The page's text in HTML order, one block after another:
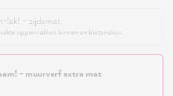
lak! - zijdemat
oppervlakken binnen en buitenshuis
- muurverf extra mat